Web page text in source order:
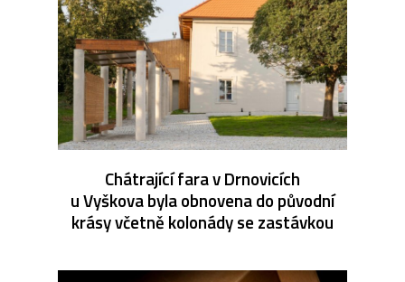
Chátrající fara v Drnovicích
u Vyškova byla obnovena do původní
krásy včetně kolonády se zastávkou